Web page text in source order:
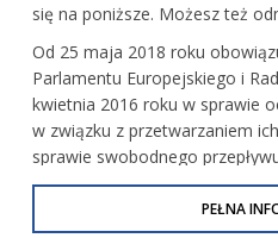
się na poniższe. Możesz też
Od 25 maja 2018 roku
Parlamentu Europejskiego i
kwietnia 2016 roku w sprawie
w związku z przetwarzaniem
sprawie swobodnego
uchylenia dyrektywy 95/46/WE
lub Ogólne Rozporządzenie o
PEŁNA